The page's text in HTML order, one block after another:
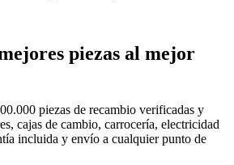
piezas al mejor
piezas de recambio verificadas y
cajas de cambio, carrocería, electricidad
incluida y envío a cualquier punto de